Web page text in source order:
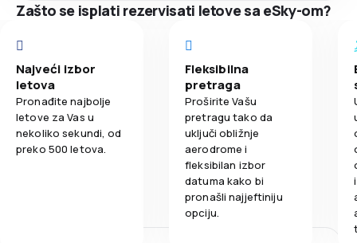
Zašto se isplati rezervisati letove sa eSky-om?
Najveći izbor
letova
Pronađite najbolje
letove za Vas u
nekoliko sekundi, od
preko 500 letova.
Fleksibilna
pretraga
Proširite Vašu
pretragu tako da
uključi obližnje
aerodrome i
fleksibilan izbor
datuma kako bi
pronašli najjeftiniju
opciju.